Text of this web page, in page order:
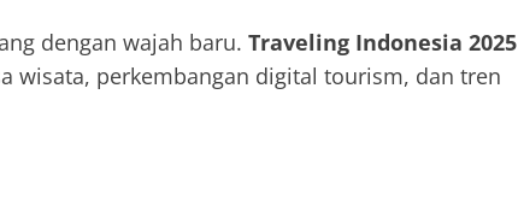
dengan wajah baru. Traveling Indonesia 2025
wisata, perkembangan digital tourism, dan tren